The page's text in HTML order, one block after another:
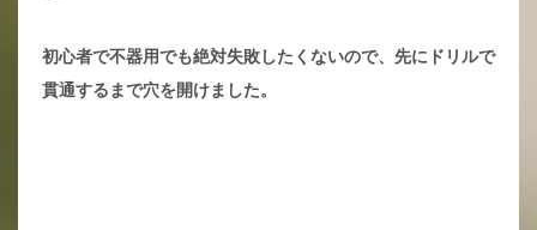
初心者で不器用でも絶対失敗したくないので、先にドリルで
貫通するまで穴を開けました。